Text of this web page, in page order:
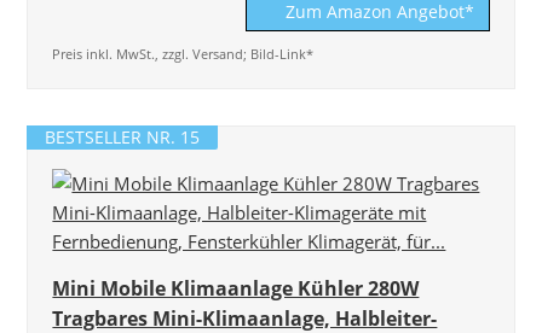
Zum Amazon Angebot*
Preis inkl. MwSt., zzgl. Versand; Bild-Link*
BESTSELLER NR. 15
Mini Mobile Klimaanlage Kühler 280W
Tragbares Mini-Klimaanlage, Halbleiter-